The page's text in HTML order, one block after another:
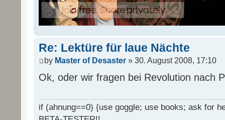
Re: Lektüre für laue Nächte
by Master of Desaster » 30. August 2008, 17:10
Ok, oder wir fragen bei Revolution nach
if (ahnung==0) {use goggle; use books; ask for